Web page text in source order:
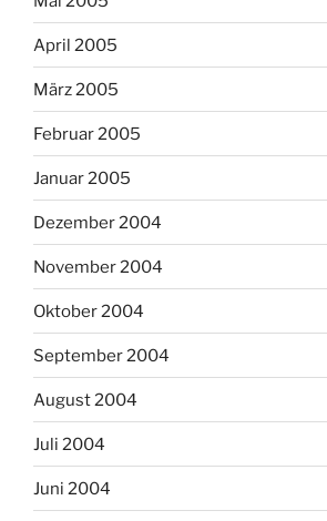
April 2005
März 2005
Februar 2005
Januar 2005
Dezember 2004
November 2004
Oktober 2004
September 2004
August 2004
Juli 2004
Juni 2004